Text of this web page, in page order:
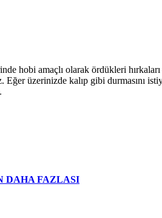
hobi amaçlı olarak ördükleri
Eğer üzerinizde kalıp gibi
DAHA FAZLASI